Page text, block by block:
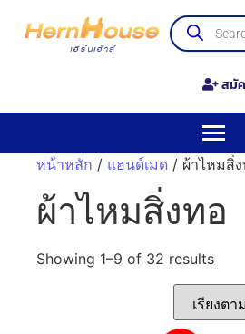
สมั
หน้าหลัก / แฮนด์เมด / ผ้าไหมสิ่
ผ้าไหมสิ่งทอ
Showing 1–9 of 32 results